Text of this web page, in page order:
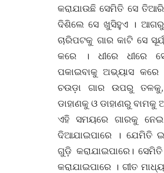
କରାଯାଉଛି ସେମିତି ସେ
ଦିଶିଲେ ସେ ଖୁସିହୁଏ । ଆଗରୁ
ଚାରିପଟକୁ ଗାର କାଟି ସେ
କରେ । ଧୀରେ ଧୀରେ
ପକାଇବାକୁ ଅଭ୍ୟାସ କରେ
ଚଉଡ଼ା ଗାର ଉପରୁ
ଡାହାଣକୁ ଓ ଡାହାଣରୁ
ଏହି ସମୟରେ ଗାରକୁ
ଦିଆଯାଇପାରେ । ଯେମିତି
ଗୁଡ଼ି କରାଯାଇପାରେ।
କରାଯାଇପାରେ । ଗୀତ